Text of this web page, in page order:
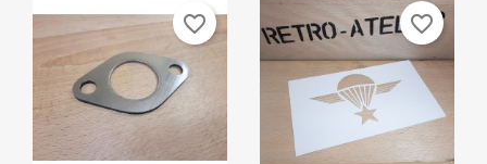
favorite_border favorite_border